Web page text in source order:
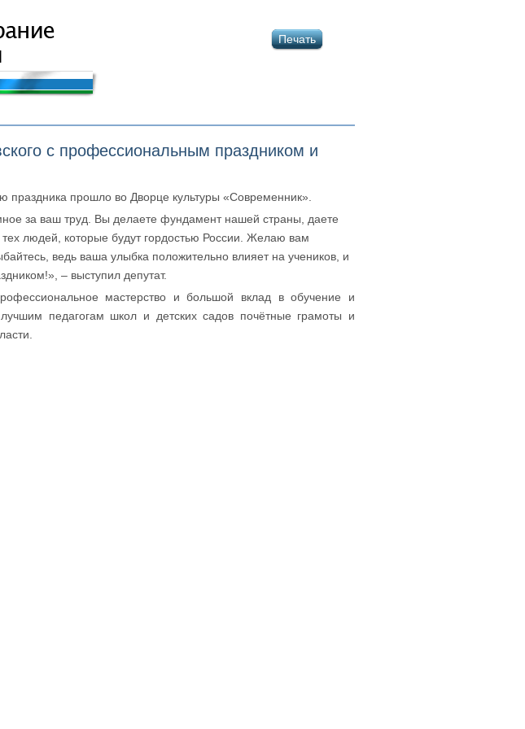
Печать
с профессиональным праздником и
праздника прошло во Дворце культуры «Современник».
за ваш труд. Вы делаете фундамент нашей страны, даете
тех людей, которые будут гордостью России. Желаю вам
ведь ваша улыбка положительно влияет на учеников, и
– выступил депутат.
мастерство и большой вклад в обучение и
педагогам школ и детских садов почётные грамоты и